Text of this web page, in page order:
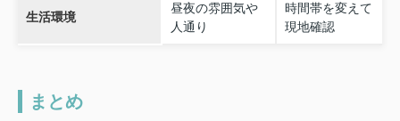
生活環境
昼夜の雰囲気や
人通り
時間帯を変えて
現地確認
まとめ